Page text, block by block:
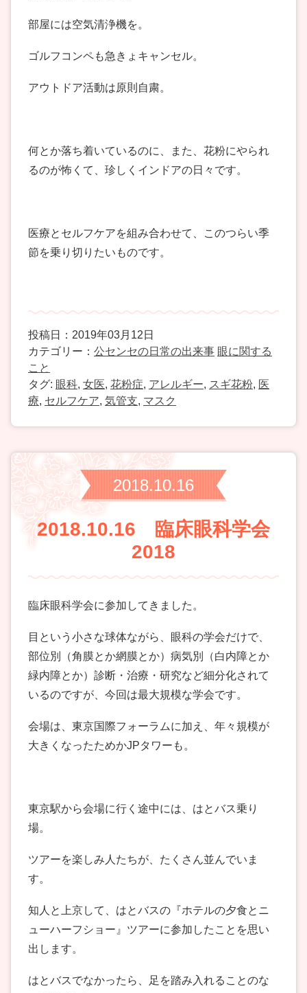
部屋には空気清浄機を。
ゴルフコンペも急きょキャンセル。
アウトドア活動は原則自粛。
何とか落ち着いているのに、また、花粉にやられ
るのが怖くて、珍しくインドアの日々です。
医療とセルフケアを組み合わせて、このつらい季
節を乗り切りたいものです。
投稿日：2019年03月12日
カテゴリー： 公センセの日常の出来事 眼に関する
こと
タグ: 眼科, 女医, 花粉症, アレルギー, スギ花粉, 医
療, セルフケア, 気管支, マスク
2018.10.16
2018.10.16 臨床眼科学会
2018
臨床眼科学会に参加してきました。
目という小さな球体ながら、眼科の学会だけで、
部位別（角膜とか網膜とか）病気別（白内障とか
緑内障とか）診断・治療・研究など細分化されて
いるのですが、今回は最大規模な学会です。
会場は、東京国際フォーラムに加え、年々規模が
大きくなったためかJPタワーも。
東京駅から会場に行く途中には、はとバス乗り
場。
ツアーを楽しみ人たちが、たくさん並んでいま
す。
知人と上京して、はとバスの『ホテルの夕食とニ
ューハーフショー』ツアーに参加したことを思い
出します。
はとバスでなかったら、足を踏み入れることのな